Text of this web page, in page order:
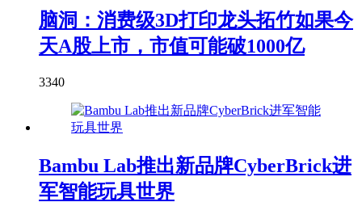
脑洞：消费级3D打印龙头拓竹如果今
天A股上市，市值可能破1000亿
3340
Bambu Lab推出新品牌CyberBrick进
军智能玩具世界